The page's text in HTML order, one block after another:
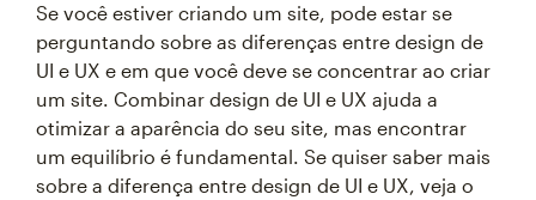
Se você estiver criando um site, pode estar se
perguntando sobre as diferenças entre design de
UI e UX e em que você deve se concentrar ao criar
um site. Combinar design de UI e UX ajuda a
otimizar a aparência do seu site, mas encontrar
um equilíbrio é fundamental. Se quiser saber mais
sobre a diferença entre design de UI e UX, veja o